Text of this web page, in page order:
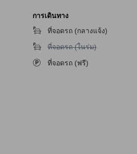
การเดินทาง
ที่จอดรถ (กลางแจ้ง)
ไม่มีบริการที่จอดรถ (ในร่ม)
ที่จอดรถ (ในร่ม)
ที่จอดรถ (ฟรี)